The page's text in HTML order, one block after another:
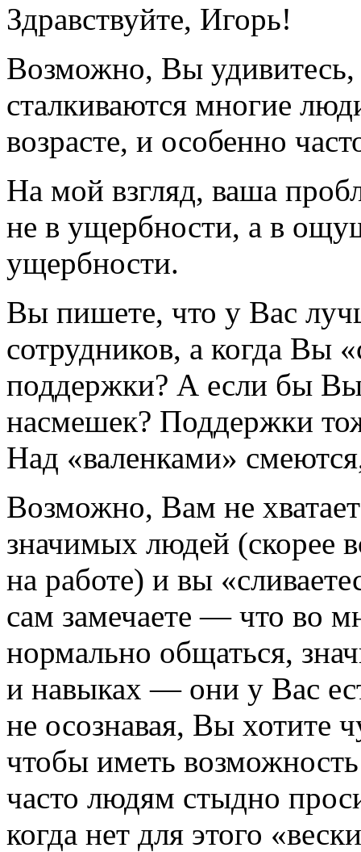
Здравствуйте, Игорь!
Возможно, Вы
сталкиваются многие
возрасте, и особенно
На мой взгляд, ваша
не в ущербности, а в
ущербности.
Вы пишете, что у Вас
сотрудников, а когда Вы
поддержки? А если бы
насмешек? Поддержки
Над «валенками»
Возможно, Вам не
значимых людей (скорее
на работе) и вы
сам замечаете — что во
нормально общаться,
и навыках — они у Вас
не осознавая, Вы хотите
чтобы иметь
часто людям стыдно
когда нет для этого